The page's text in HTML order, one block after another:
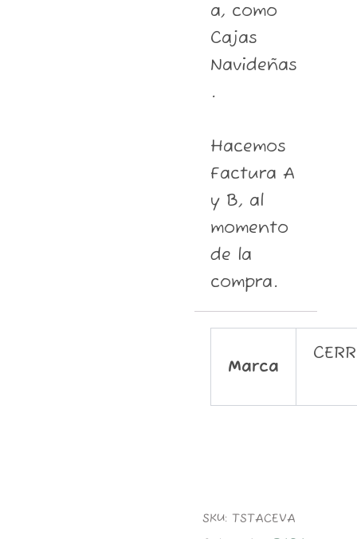
a, como
Cajas
Navideñas
.
Hacemos
Factura A
y B, al
momento
de la
compra.
Marca
SKU: TSTACEVA